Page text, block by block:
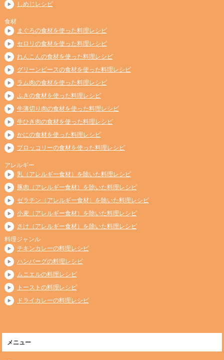
しめじレシピ
食材
まぐろの食材を使った料理レシピ
セロリの食材を使った料理レシピ
れんこんの食材を使った料理レシピ
グリーンピースの食材を使った料理レシピ
ラム肉の食材を使った料理レシピ
ふきの食材を使った料理レシピ
牛薄切り肉の食材を使った料理レシピ
牛ひき肉の食材を使った料理レシピ
かにの食材を使った料理レシピ
ブロッコリーの食材を使った料理レシピ
アレルギー
乳（アレルギー食材）を除いた料理レシピ
豚肉（アレルギー食材）を除いた料理レシピ
ゼラチン（アレルギー食材）を除いた料理レシピ
小麦（アレルギー食材）を除いた料理レシピ
さけ（アレルギー食材）を除いた料理レシピ
料理ジャンル
チキンカレーの料理レシピ
ハンバーグの料理レシピ
ムニエルの料理レシピ
トーストの料理レシピ
ドライカレーの料理レシピ
メニュー